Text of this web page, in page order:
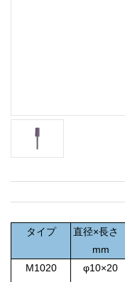
タイプ
直径×長さ
mm
M1020 φ10×20